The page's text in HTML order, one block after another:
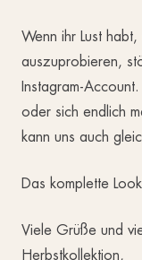
Wenn ihr Lust
auszuprobieren,
Instagram-
oder sich endlich
kann uns auch
Das komplette
Viele Grüße und
Herbstkollektion,